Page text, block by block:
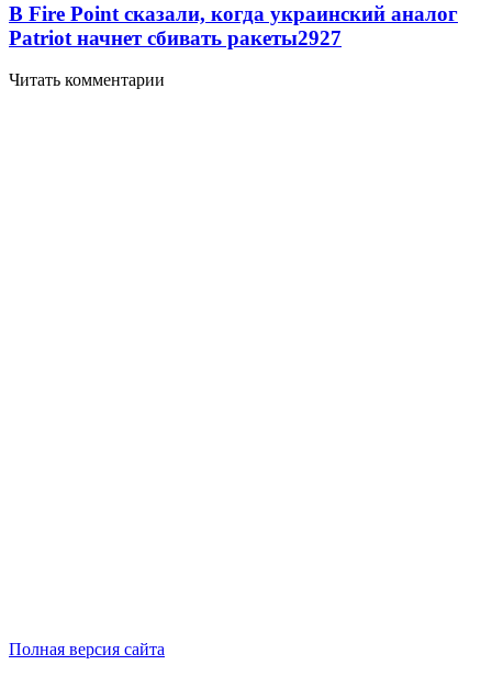
В Fire Point сказали, когда украинский аналог
Patriot начнет сбивать ракеты2927
Читать комментарии
Полная версия сайта